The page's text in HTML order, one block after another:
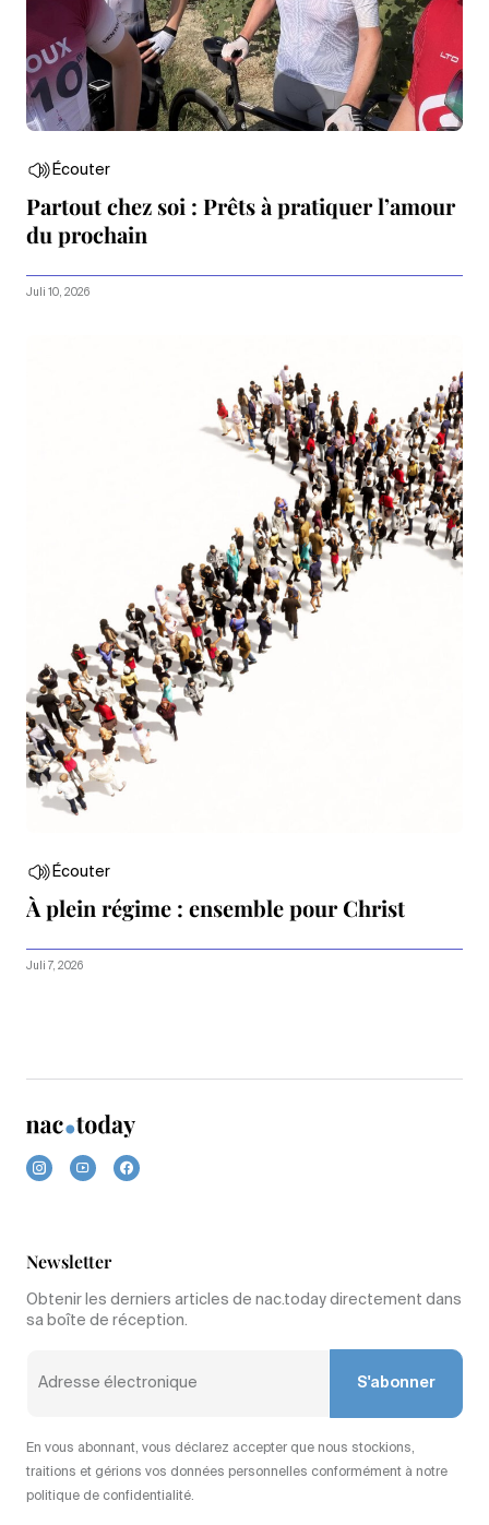
Écouter
Partout chez soi : Prêts à pratiquer l’amour
du prochain
Juli 10, 2026
Écouter
À plein régime : ensemble pour Christ
Juli 7, 2026
Newsletter
Obtenir les derniers articles de nac.today directement dans
sa boîte de réception.
S'abonner
En vous abonnant, vous déclarez accepter que nous stockions,
traitions et gérions vos données personnelles conformément à notre
politique de confidentialité.